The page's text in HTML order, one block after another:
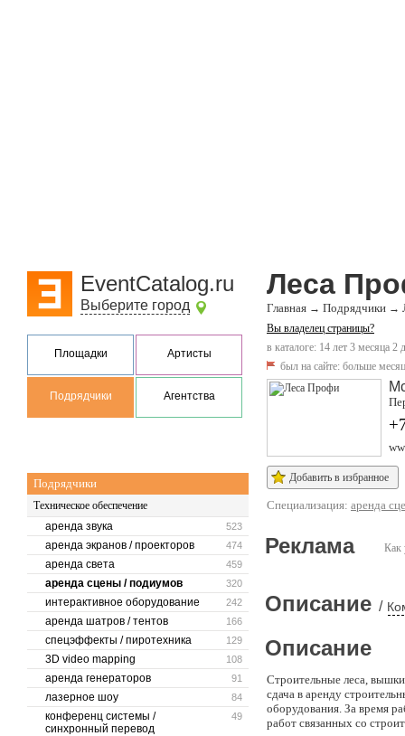
EventCatalog.ru
Выберите город
Площадки Артисты
Подрядчики Агентства
Подрядчики
Техническое обеспечение
523
аренда звука
474
аренда экранов / проекторов
459
аренда света
320
аренда сцены / подиумов
242
интерактивное оборудование
166
аренда шатров / тентов
129
спецэффекты / пиротехника
108
3D video mapping
91
аренда генераторов
84
лазерное шоу
49
конференц системы /
синхронный перевод
Леса
Главная → Подрядчики →
Вы владелец страницы?
в каталоге: 14 лет 3 месяца 2
был на сайте: больше
Добавить в избранное
Специализация: аренда
Как
Реклама
Описание /
Описание
Строительные леса,
сдача в аренду
оборудования. За время
работ связанных со